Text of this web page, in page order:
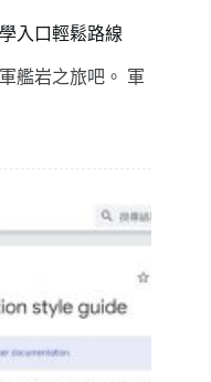
入口輕鬆路線
艦岩之旅吧。 軍